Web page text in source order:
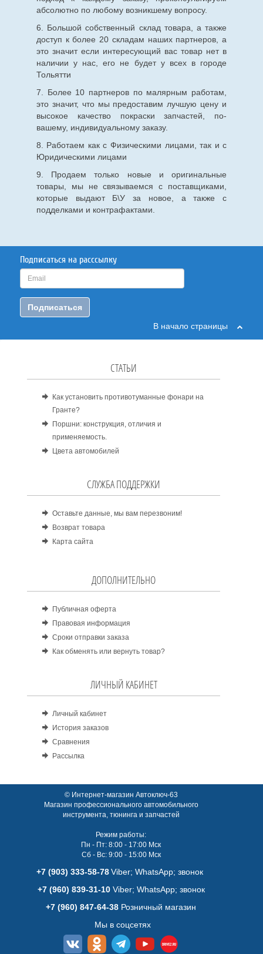
абсолютно по любому возникшему вопросу.
6. Большой собственный склад товара, а также
доступ к более 20 складам наших партнеров, а
это значит если интересующий вас товар нет в
наличии у нас, его не будет у всех в городе
Тольятти
7. Более 10 партнеров по малярным работам,
это значит, что мы предоставим лучшую цену и
высокое качество покраски запчастей, по-
вашему, индивидуальному заказу.
8. Работаем как с Физическими лицами, так и с
Юридическими лицами
9. Продаем только новые и оригинальные
товары, мы не связываемся с поставщиками,
которые выдают Б\У за новое, а также с
подделками и контрафактами.
Подписаться на расссылку
Подписаться
В начало страницы
СТАТЬИ
Как установить противотуманные фонари на
Гранте?
Поршни: конструкция, отличия и
применяемость.
Цвета автомобилей
СЛУЖБА ПОДДЕРЖКИ
Оставьте данные, мы вам перезвоним!
Возврат товара
Карта сайта
ДОПОЛНИТЕЛЬНО
Публичная оферта
Правовая информация
Сроки отправки заказа
Как обменять или вернуть товар?
ЛИЧНЫЙ КАБИНЕТ
Личный кабинет
История заказов
Сравнения
Рассылка
© Интернет-магазин Автоключ-63
Магазин профессионального автомобильного
инструмента, тюнинга и запчастей
Режим работы:
Пн - Пт: 8:00 - 17:00 Мск
Сб - Вс: 9:00 - 15:00 Мск
+7 (903) 333-58-78 Viber; WhatsАpp; звонок
+7 (960) 839-31-10Viber; WhatsАpp; звонок
+7 (960) 847-64-38 Розничный магазин
Мы в соцсетях